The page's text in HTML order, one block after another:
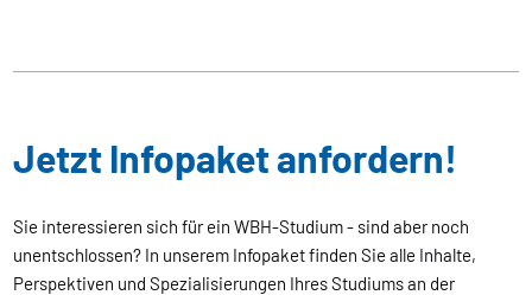
Jetzt Infopaket anfordern!
Sie interessieren sich für ein WBH-Studium - sind aber noch
unentschlossen? In unserem Infopaket finden Sie alle Inhalte,
Perspektiven und Spezialisierungen Ihres Studiums an der